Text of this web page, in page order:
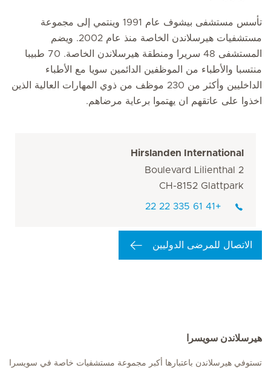
تأسس مستشفى بيشوف عام 1991 وينتمي إلى مجموعة
مستشفيات هيرسلاندن الخاصة منذ عام 2002. ويضم
المستشفى 48 سريرا ومنطقة هيرسلاندن الخاصة. 70 طبيبا
منتسبا والأطباء من الموظفين الدائمين سويا مع الأطباء
الداخليين وأكثر من 230 موظف من ذوي المهارات العالية الذين
اخذوا على عاتقهم ان يهتموا برعاية مرضاهم.
Hirslanden International
Boulevard Lilienthal 2
CH-8152 Glattpark
+41 61 335 22 22
الاتصال للمرضى الدوليين
هيرسلاندن سويسرا
تستوفي هيرسلاندن باعتبارها أكبر مجموعة مستشفيات خاصة في سويسرا